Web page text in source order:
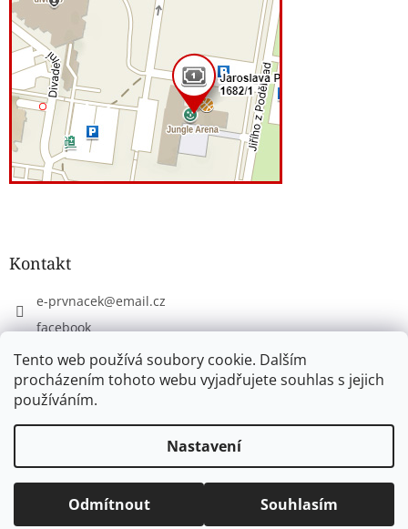
Tento web používá soubory cookie. Dalším
procházením tohoto webu vyjadřujete souhlas s jejich
používáním.
Nastavení
Odmítnout Souhlasím
Kontakt
e-prvnacek@email.cz
facebook
eprvnacek
Copyright 2026www.e-prvnacek.cz. Všechna práva